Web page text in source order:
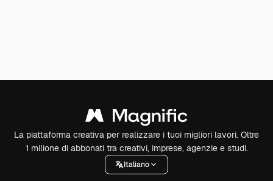
La piattaforma creativa per realizzare i tuoi migliori lavori. Oltre
1 milione di abbonati tra creativi, imprese, agenzie e studi.
Italiano